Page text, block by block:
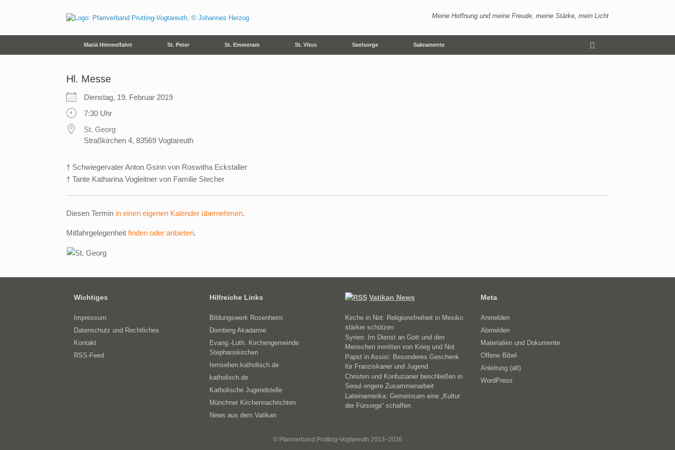
Meine Hoffnung und meine Freude, meine Stärke, mein Licht
Mariä Himmelfahrt St. Peter St. Emmeram St. Vitus Seelsorge Sakramente
Hl. Messe
Dienstag, 19. Februar 2019
7:30 Uhr
St. Georg
Straßkirchen 4, 83569 Vogtareuth
† Schwiegervater Anton Gsinn von Roswitha Eckstaller
† Tante Katharina Vogleitner von Familie Stecher
Diesen Termin in einen eigenen Kalender übernehmen.
Mitfahrgelegenheit finden oder anbieten.
Wichtiges
Impressum
Datenschutz und Rechtliches
Kontakt
RSS-Feed
Hilfreiche Links
Bildungswerk Rosenheim
Domberg Akadamie
Evang.-Luth. Kirchengemeinde
Stephanskirchen
fernsehen.katholisch.de
katholisch.de
Katholische Jugendstelle
Münchner Kirchennachrichten
News aus dem Vatikan
Vatikan News
Kirche in Not: Religionsfreiheit in Mexiko
stärker schützen
Syrien: Im Dienst an Gott und den
Menschen inmitten von Krieg und Not
Papst in Assisi: Besonderes Geschenk
für Franziskaner und Jugend
Christen und Konfuzianer beschließen in
Seoul engere Zusammenarbeit
Lateinamerika: Gemeinsam eine „Kultur
der Fürsorge“ schaffen
Meta
Anmelden
Abmelden
Materialien und Dokumente
Offene Bibel
Anleitung (alt)
WordPress
© Pfarrverband Prutting-Vogtareuth 2013–2026